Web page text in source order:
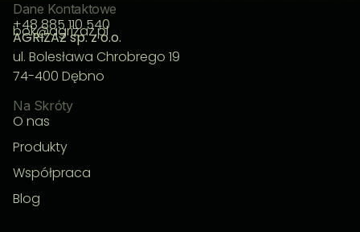
Na Skróty
O nas
Produkty
Współpraca
Blog
Dane Kontaktowe
+48 885 110 540
bok@agrizaz.pl
AGRIZAZ sp. z o.o.
ul. Bolesława Chrobrego 19
74-400 Dębno